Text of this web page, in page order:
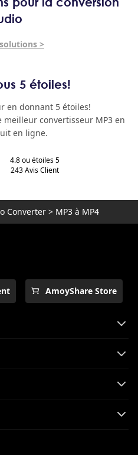
>
5 étoiles!
en donnant 5 étoiles!
convertisseur MP3 en
en ligne.
4.8ou étoiles 5
243Avis Client
Converter> MP3 à MP4
AmoyShare Store